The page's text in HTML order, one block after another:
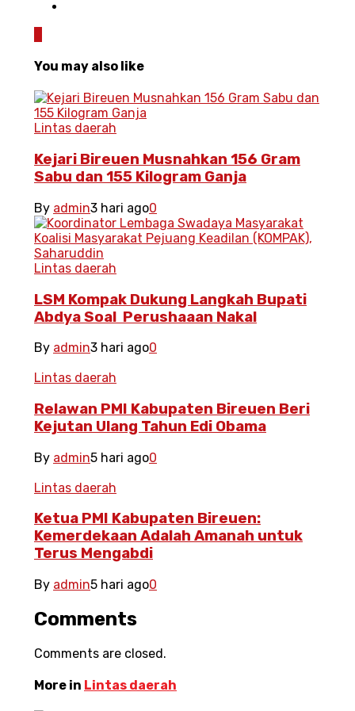
You may also like
Lintas daerah
Kejari Bireuen Musnahkan 156 Gram
Sabu dan 155 Kilogram Ganja
By admin3 hari ago0
Lintas daerah
LSM Kompak Dukung Langkah Bupati
Abdya Soal Perushaaan Nakal
By admin3 hari ago0
Lintas daerah
Relawan PMI Kabupaten Bireuen Beri
Kejutan Ulang Tahun Edi Obama
By admin5 hari ago0
Lintas daerah
Ketua PMI Kabupaten Bireuen:
Kemerdekaan Adalah Amanah untuk
Terus Mengabdi
By admin5 hari ago0
Comments
Comments are closed.
More in Lintas daerah